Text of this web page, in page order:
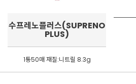
수프레노플러스(SUPRENO
PLUS)
1통50매 재질:니트릴 8.3g